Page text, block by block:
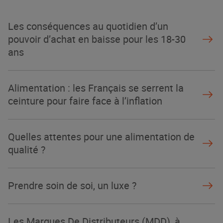
NOTRE MODÈLE
Les conséquences au quotidien d’un
pouvoir d’achat en baisse pour les 18-30
ans
Alimentation : les Français se serrent la
ceinture pour faire face à l’inflation
Quelles attentes pour une alimentation de
qualité ?
Prendre soin de soi, un luxe ?